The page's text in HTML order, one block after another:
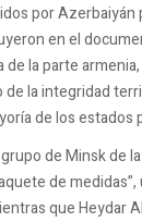
por Azerbaiyán
en el
la parte
la integridad
de los estados
de Minsk de
de
que Heydar